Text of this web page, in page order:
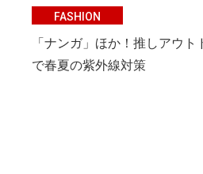
FASHION
「ナンガ」ほか！推しアウト
で春夏の紫外線対策